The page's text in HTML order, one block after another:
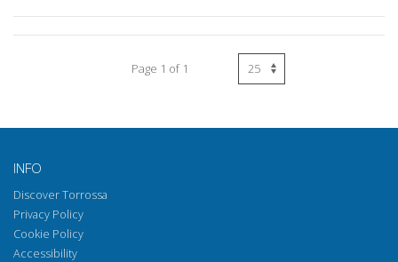
Page 1 of 1
INFO
Discover Torrossa
Privacy Policy
Cookie Policy
Accessibility